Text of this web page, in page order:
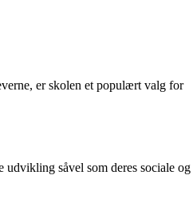
er skolen et populært valg for
udvikling såvel som deres sociale og